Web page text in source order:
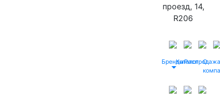
проезд, 14,
R206
БрендыКаталог
Распродажа
О